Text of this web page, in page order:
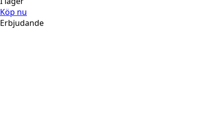
Köp nu
Erbjudande